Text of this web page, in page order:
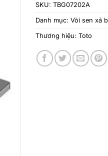
SKU: TBG07202A
Danh mục: Vòi sen xả
Thương hiệu: Toto